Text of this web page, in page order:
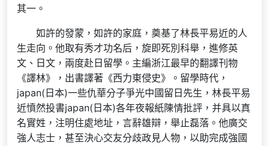
其一。
如許的發蒙，如許的家庭，奠基了林長平易近的人
生走向。他取有秀才功名后，旋即死別科舉，進修英
文、日文，兩度赴日留學。主編浙江最早的翻譯刊物
《譯林》，出書譯著《西力東侵史》。留學時代，
japan(日本)一些仇華分子爭光中國留日先生，林長平易
近憤然投書japan(日本)各年夜報紙陳情批評，并具以真
名實姓，注明住處地址，言辭雄辯，舉止磊落。他廣交
強人志士，甚至決心交友分歧政見人物，以助完成強國